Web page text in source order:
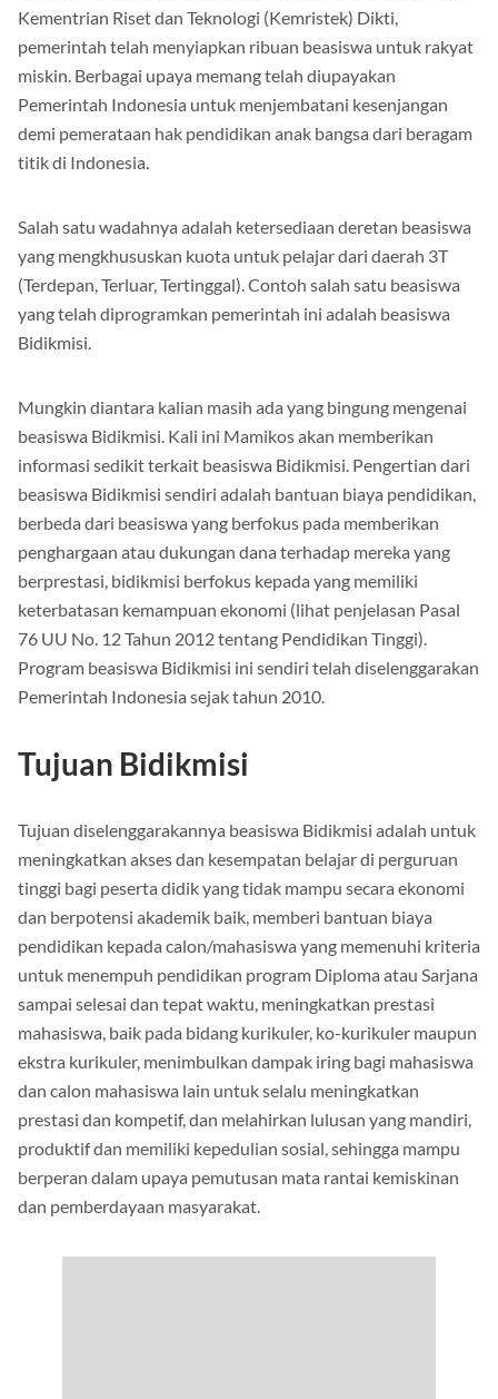
Kementrian Riset dan Teknologi (Kemristek) Dikti,
pemerintah telah menyiapkan ribuan beasiswa untuk rakyat
miskin. Berbagai upaya memang telah diupayakan
Pemerintah Indonesia untuk menjembatani kesenjangan
demi pemerataan hak pendidikan anak bangsa dari beragam
titik di Indonesia.
Salah satu wadahnya adalah ketersediaan deretan beasiswa
yang mengkhususkan kuota untuk pelajar dari daerah 3T
(Terdepan, Terluar, Tertinggal). Contoh salah satu beasiswa
yang telah diprogramkan pemerintah ini adalah beasiswa
Bidikmisi.
Mungkin diantara kalian masih ada yang bingung mengenai
beasiswa Bidikmisi. Kali ini Mamikos akan memberikan
informasi sedikit terkait beasiswa Bidikmisi. Pengertian dari
beasiswa Bidikmisi sendiri adalah bantuan biaya pendidikan,
berbeda dari beasiswa yang berfokus pada memberikan
penghargaan atau dukungan dana terhadap mereka yang
berprestasi, bidikmisi berfokus kepada yang memiliki
keterbatasan kemampuan ekonomi (lihat penjelasan Pasal
76 UU No. 12 Tahun 2012 tentang Pendidikan Tinggi).
Program beasiswa Bidikmisi ini sendiri telah diselenggarakan
Pemerintah Indonesia sejak tahun 2010.
Tujuan Bidikmisi
Tujuan diselenggarakannya beasiswa Bidikmisi adalah untuk
meningkatkan akses dan kesempatan belajar di perguruan
tinggi bagi peserta didik yang tidak mampu secara ekonomi
dan berpotensi akademik baik, memberi bantuan biaya
pendidikan kepada calon/mahasiswa yang memenuhi kriteria
untuk menempuh pendidikan program Diploma atau Sarjana
sampai selesai dan tepat waktu, meningkatkan prestasi
mahasiswa, baik pada bidang kurikuler, ko-kurikuler maupun
ekstra kurikuler, menimbulkan dampak iring bagi mahasiswa
dan calon mahasiswa lain untuk selalu meningkatkan
prestasi dan kompetif, dan melahirkan lulusan yang mandiri,
produktif dan memiliki kepedulian sosial, sehingga mampu
berperan dalam upaya pemutusan mata rantai kemiskinan
dan pemberdayaan masyarakat.